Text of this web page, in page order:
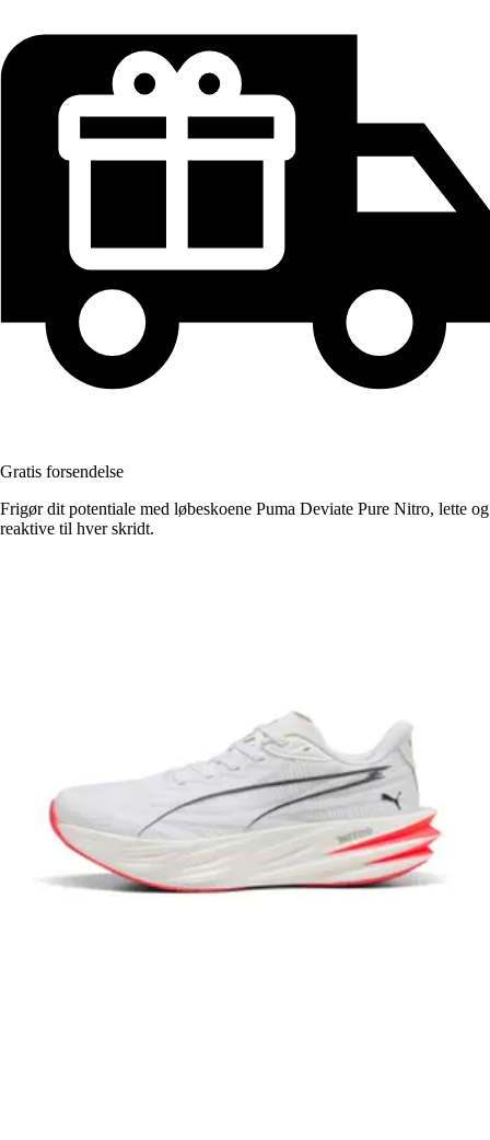
Gratis forsendelse
Frigør dit potentiale med løbeskoene Puma Deviate Pure Nitro, lette og
reaktive til hver skridt.